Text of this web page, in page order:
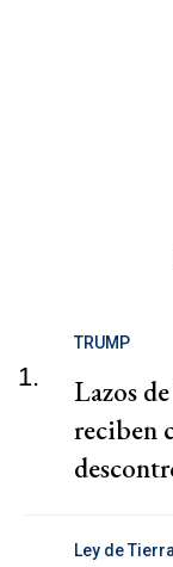
1.
TRUMP
Lazos
reciben
Ley de